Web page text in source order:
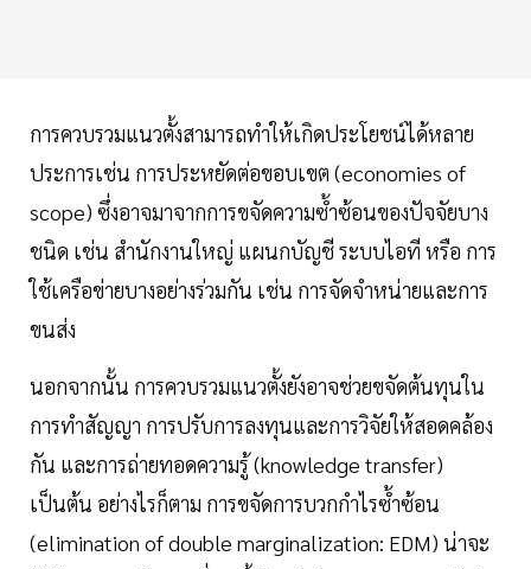
การควบรวมแนวตั้งสามารถทำให้เกิดประโยชน์ได้หลาย
ประการเช่น การประหยัดต่อขอบเขต (economies of
scope) ซึ่งอาจมาจากการขจัดความซ้ำซ้อนของปัจจัยบาง
ชนิด เช่น สำนักงานใหญ่ แผนกบัญชี ระบบไอที หรือ การ
ใช้เครือข่ายบางอย่างร่วมกัน เช่น การจัดจำหน่ายและการ
ขนส่ง
นอกจากนั้น การควบรวมแนวตั้งยังอาจช่วยขจัดต้นทุนใน
การทำสัญญา การปรับการลงทุนและการวิจัยให้สอดคล้อง
กัน และการถ่ายทอดความรู้ (knowledge transfer)
เป็นต้น อย่างไรก็ตาม การขจัดการบวกกำไรซ้ำซ้อน
(elimination of double marginalization: EDM) น่าจะ